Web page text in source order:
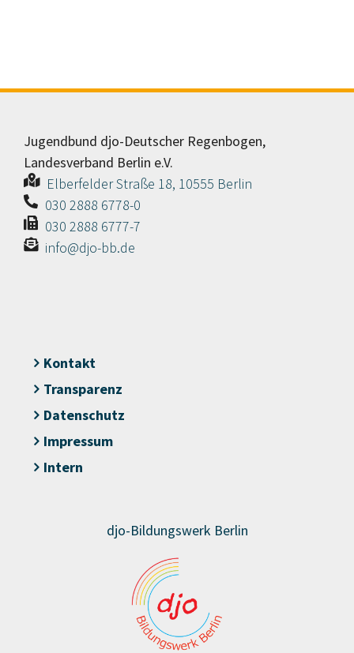
Jugendbund djo-Deutscher Regenbogen,
Landesverband Berlin e.V.
Elberfelder Straße 18, 10555 Berlin
030 2888 6778-0
030 2888 6777-7
info@djo-bb.de
Kontakt
Transparenz
Datenschutz
Impressum
Intern
djo-Bildungswerk Berlin